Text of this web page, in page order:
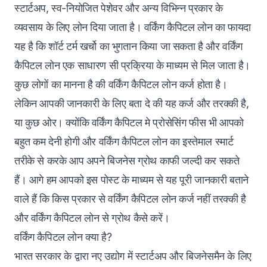
स्टार्टअप, स्व-नियोजित पेशेवर और अन्य विभिन्न प्रकार के
व्यवसाय के लिए लोन दिया जाता है। वर्किंग कैपिटल लोन का फायदा
यह है कि शॉर्ट टर्म खर्चो का भुगतान किया जा सकता है और वर्किंग
कैपिटल लोन एक साधारण सी प्रक्रिया के माध्यम से मिल जाता है।
कुछ लोगों का मानना है की वर्किंग कैपिटल लोन कर्ज होता है।
लेकिन आपकी जानकारी के लिए बता दे की यह कर्ज और तरक्की है,
या कुछ ओर‌। क्योंकि वर्किंग कैपिटल मे प्रोसेसिंग फीस भी आपको
बहुत कम देनी होगी औरवर्किंग कैपिटल लोनका इस्तेमाल स्मार्ट
तरीके से करके आप अपने बिजनेस ग्रोथ काफी जल्दी कर सकते
हैं। आगे हम आपको इस पोस्ट के माध्यम से यह पूरी जानकारी बताने
वाले हैं कि किस प्रकार से वर्किंग कैपिटल लोन कर्ज नहीं तरक्की है
और वर्किंग कैपिटल लोन से ग्रोथ कैसे करें।
वर्किंग कैपिटल लोन क्या है?
भारत सरकार के द्वारा नए उद्योग में स्टार्टअप और बिजनेसमैन के लिए